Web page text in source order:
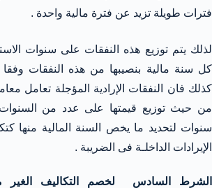
فترات طويلة تزيد عن فترة مالية واحدة .
لذلك يتم توزيع هذه النفقات على سنوات
كل سنة مالية بنصيبها من هذه النفقات وفقا
كذلك فان النفقات الإرادية المؤجلة تعامل
من حيث توزيع قيمتها على عدد من
سنوات لتحديد ما يخص السنة المالية منها
الإيرادات الداخلـة فى الضريبة .
الشرط السادس لخصم التكاليف الغير